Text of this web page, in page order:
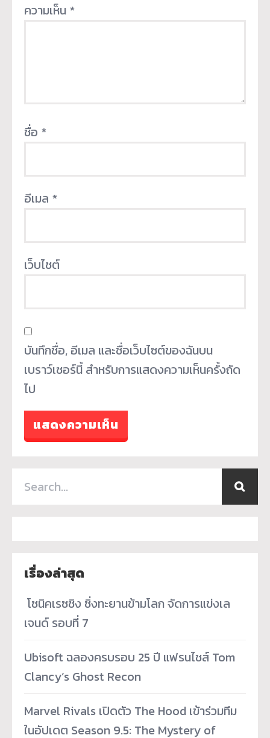
ความเห็น *
ชื่อ *
อีเมล *
เว็บไซต์
บันทึกชื่อ, อีเมล และชื่อเว็บไซต์ของฉันบน
เบราว์เซอร์นี้ สำหรับการแสดงความเห็นครั้งถัด
ไป
เรื่องล่าสุด
­ โซนิคเรซซิง ซิ่งทะยานข้ามโลก จัดการแข่งเล
เจนด์ รอบที่ 7
Ubisoft ฉลองครบรอบ 25 ปี แฟรนไชส์ Tom
Clancy’s Ghost Recon
Marvel Rivals เปิดตัว The Hood เข้าร่วมทีม
ในอัปเดต Season 9.5: The Mystery of